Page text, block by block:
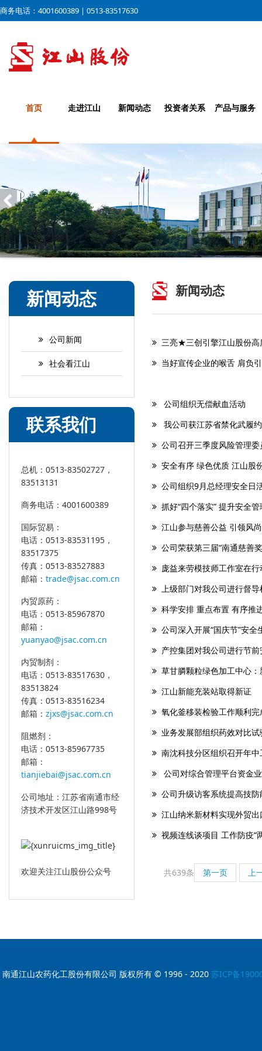
商务电话：4001600389 | 0513-83517630
首页 走进江山 新闻动态 投资者关系 产品与服务
新闻动态
公司新闻
社会看江山
联系我们
总机：0513-83502727，
83513131
商务电话：4001600389
国际贸易：
电话：0513-83531195，
83517375
传真：0513-83527883
邮箱： trade@jsac.com.cn
内贸原药：
电话：0513-85967870
邮箱：
yuanyao@jsac.com.cn
内贸制剂：
电话：0513-83517630，
83513824
传真：0513-83516234
邮箱： zjxs@jsac.com.cn
阻燃剂：
电话：0513-85967735
邮箱：
tianjiebai@jsac.com.cn
公司地址：江苏省南通市经
济技术开发区江山路998号
欢迎关注江山股份公众号
新闻动态
三亮★三创引擎江山股份高
当好宣传企业的喉舌 肩负
公司组织无偿献血活动
我公司获江苏省禁化武履
公司召开三季度风险管理
安全有序 绿色优质 江山股
公司组织9月总经理安全日
抓好“四个落实” 提升安全管
江山参与慈善公益 引领风尚
公司荣获第三届“南通慈善
庞益来劳模技师工作室在行
上级部门对我公司进行督导
科学安排 重点布置 有序推
公司深入开展“国庆节”安全
产控集团对我公司进行节
草甘膦颗粒绿色加工中心
江山新能充装站取得新证
氧化釜移装检验工作顺利完
业务发展部组织药效对比试
南沈科技分区组织召开年中
公司对综合管理平台资金
公司升级访客系统提高技防
江山纳米新材料实现外贸
视频连线谈项目 工作防疫“
共639条 第一页 上
南通江山农药化工股份有限公司 版权所有 © 1996 - 2020 苏ICP备